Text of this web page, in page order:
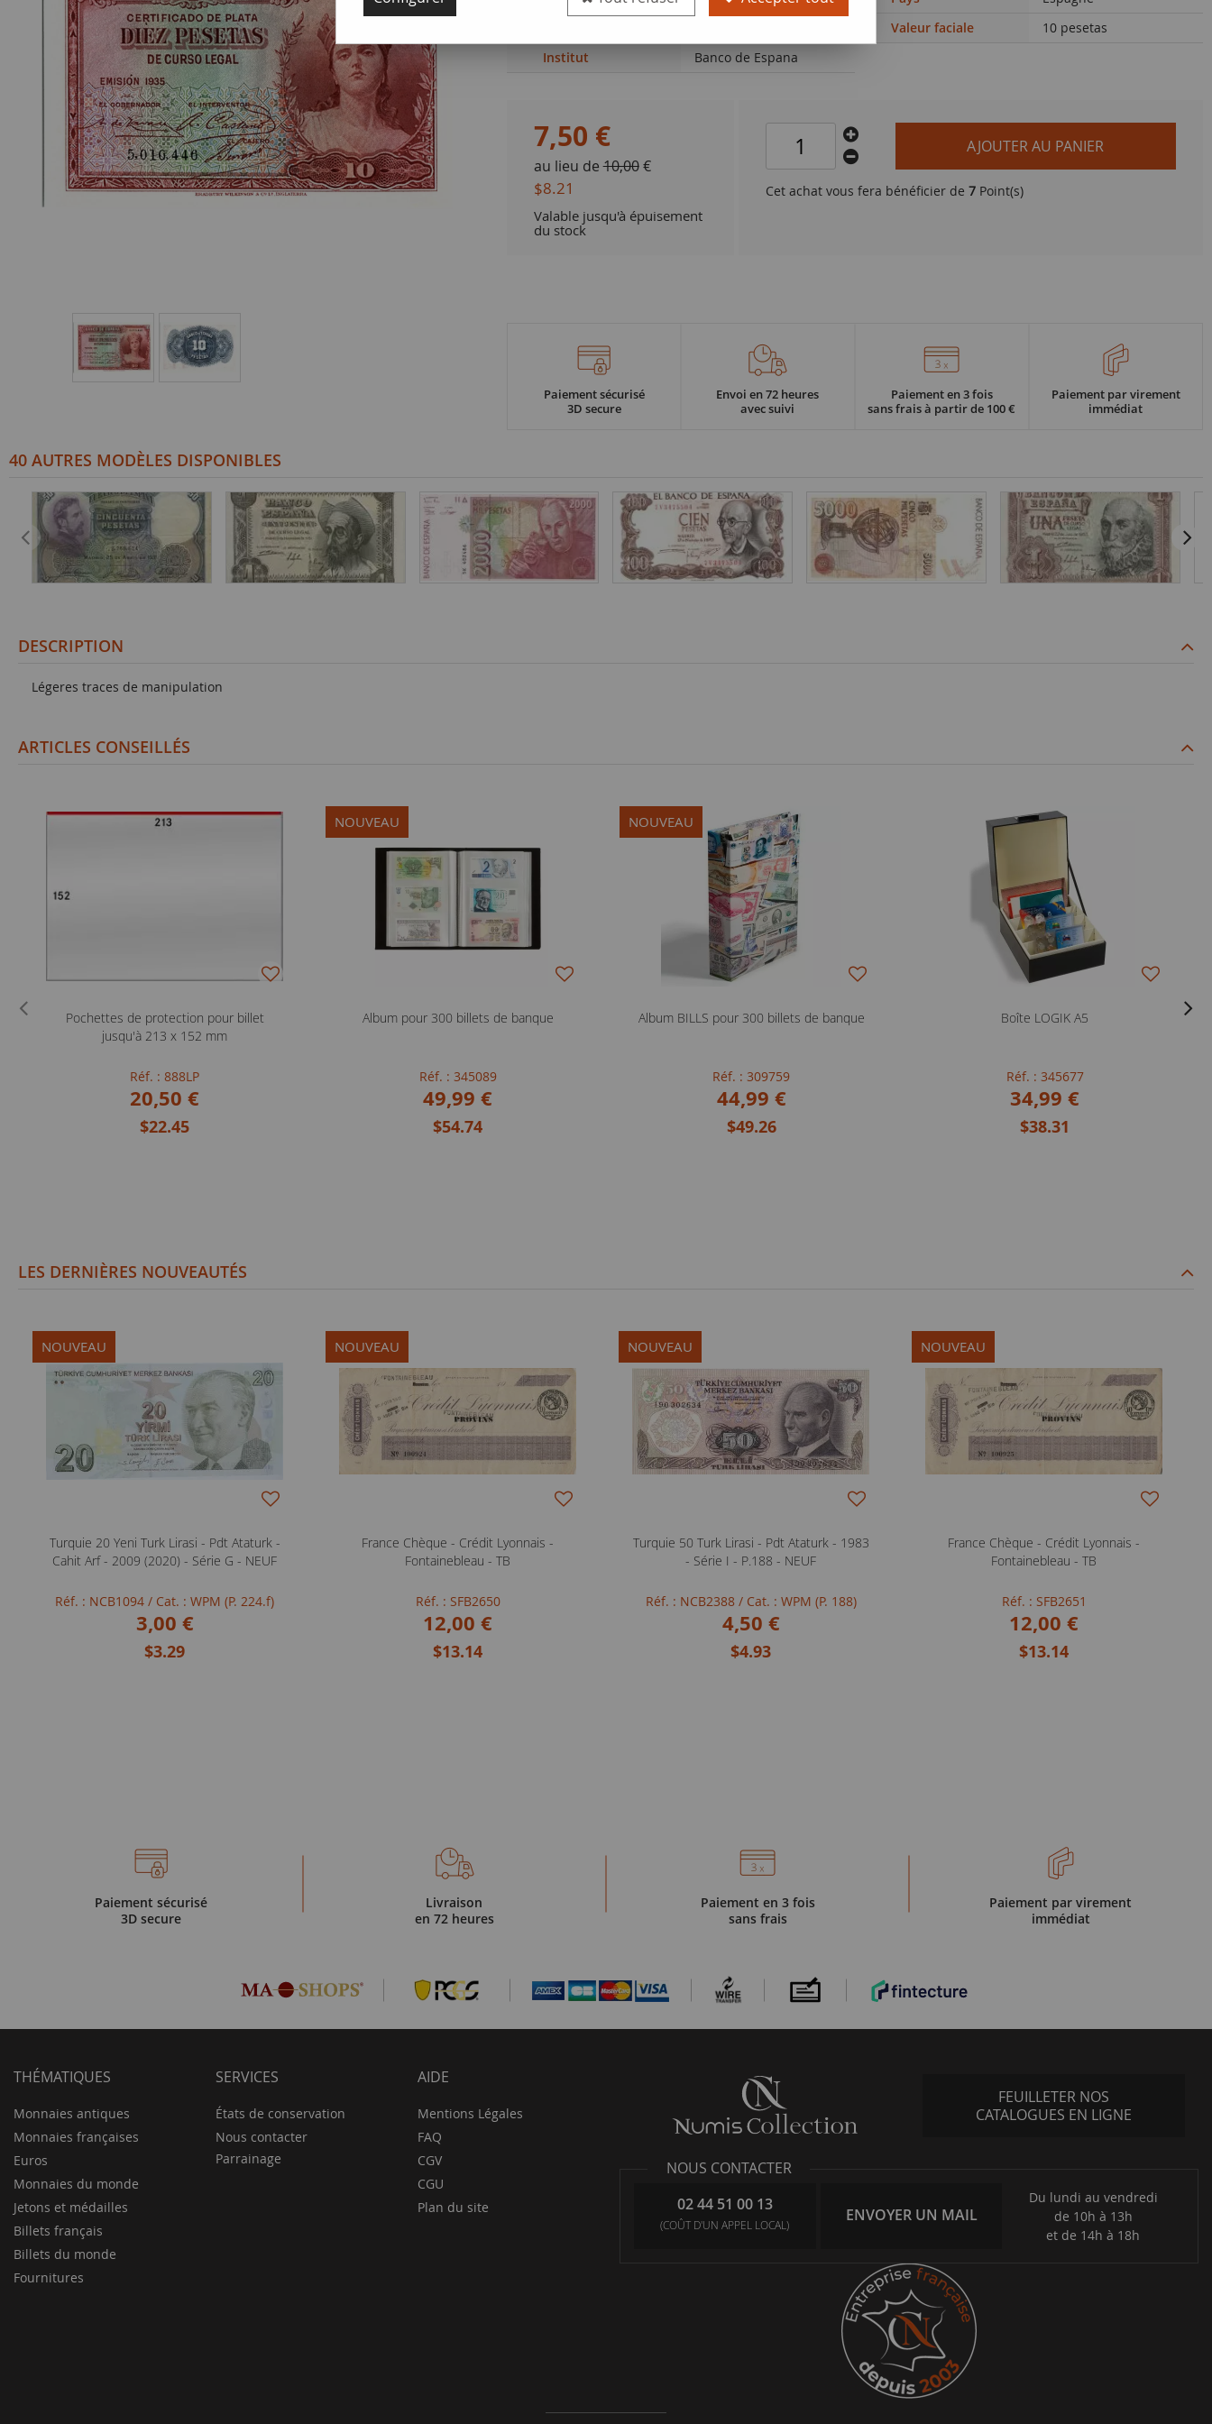
Valeur faciale
10 pesetas
Institut
Banco de Espana
7,50 €
au lieu de10,00€
$8.21
Valable jusqu'à épuisement
du stock
AJOUTER AU PANIER
Cet achat vous fera bénéficier de7 Point(s)
Paiement sécurisé
3D secure
Envoi en 72 heures
avec suivi
Paiement en 3 fois
sans frais à partir de 100 €
Paiement par virement
immédiat
40 AUTRES MODÈLES DISPONIBLES
DESCRIPTION
Légeres traces de manipulation
ARTICLES CONSEILLÉS
Pochettes de protection pour billet
jusqu'à 213 x 152 mm
Réf. : 888LP
20,50 €
$22.45
NOUVEAU
Album pour 300 billets de banque
Réf. : 345089
49,99 €
$54.74
NOUVEAU
Album BILLS pour 300 billets de banque
Réf. : 309759
44,99 €
$49.26
Boîte LOGIK A5
Réf. : 345677
34,99 €
$38.31
LES DERNIÈRES NOUVEAUTÉS
NOUVEAU
Turquie 20 Yeni Turk Lirasi - Pdt Ataturk -
Cahit Arf - 2009 (2020) - Série G - NEUF
Réf. : NCB1094 / Cat. : WPM (P. 224.f)
3,00 €
$3.29
NOUVEAU
France Chèque - Crédit Lyonnais -
Fontainebleau - TB
Réf. : SFB2650
12,00 €
$13.14
NOUVEAU
Turquie 50 Turk Lirasi - Pdt Ataturk - 1983
- Série I - P.188 - NEUF
Réf. : NCB2388 / Cat. : WPM (P. 188)
4,50 €
$4.93
NOUVEAU
France Chèque - Crédit Lyonnais -
Fontainebleau - TB
Réf. : SFB2651
12,00 €
$13.14
Paiement sécurisé
3D secure
Livraison
en 72 heures
Paiement en 3 fois
sans frais
Paiement par virement
immédiat
THÉMATIQUES
Monnaies antiques
Monnaies françaises
Euros
Monnaies du monde
Jetons et médailles
Billets français
Billets du monde
Fournitures
SERVICES
États de conservation
Nous contacter
Parrainage
AIDE
Mentions Légales
FAQ
CGV
CGU
Plan du site
FEUILLETER NOS
CATALOGUES EN LIGNE
NOUS CONTACTER
02 44 51 00 13
(COÛT D'UN APPEL LOCAL)
ENVOYER UN MAIL
Du lundi au vendredi
de 10h à 13h
et de 14h à 18h